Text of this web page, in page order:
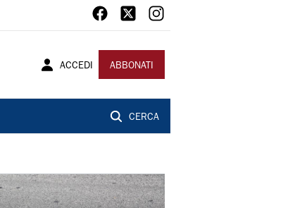
ACCEDI ABBONATI
CERCA